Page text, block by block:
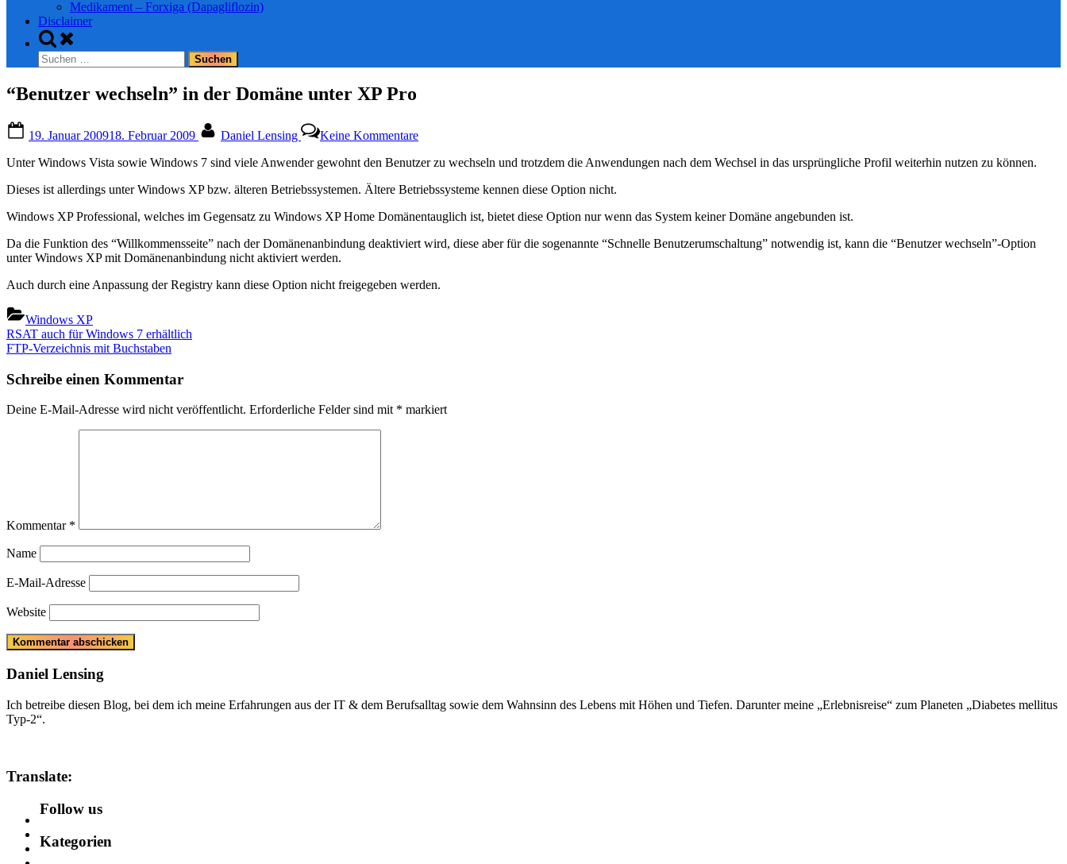
Medikament – Forxiga (Dapagliflozin)
Disclaimer
Toggle
search
form
Suchen
nach:
“Benutzer wechseln” in der Domäne unter XP Pro
on
19. Januar 200918. Februar 2009 Daniel Lensing Keine Kommentare“Benutzer
wechseln”
in
der
Domäne
unter
Pro
Unter Windows Vista sowie Windows 7 sind viele Anwender gewohnt den Benutzer zu wechseln und trotzdem die Anwendungen nach dem Wechsel in das ursprüngliche Profil weiterhin nutzen zu können.
Dieses ist allerdings unter Windows XP bzw. älteren Betriebssystemen. Ältere Betriebssysteme kennen diese Option nicht.
Windows XP Professional, welches im Gegensatz zu Windows XP Home Domänentauglich ist, bietet diese Option nur wenn das System keiner Domäne angebunden ist.
Da die Funktion des “Willkommensseite” nach der Domänenanbindung deaktiviert wird, diese aber für die sogenannte “Schnelle Benutzerumschaltung” notwendig ist, kann die “Benutzer wechseln”-Option
unter Windows XP mit Domänenanbindung nicht aktiviert werden.
Auch durch eine Anpassung der Registry kann diese Option nicht freigegeben werden.
Windows XP
Beitragsnavigation
Previous
Post:
RSAT auch für Windows 7 erhältlich
Next
FTP-Verzeichnis mit Buchstaben
Schreibe einen Kommentar
Deine E-Mail-Adresse wird nicht veröffentlicht. Erforderliche Felder sind mit * markiert
Kommentar *
Name
E-Mail-Adresse
Website
Daniel Lensing
Ich betreibe diesen Blog, bei dem ich meine Erfahrungen aus der IT & dem Berufsalltag sowie dem Wahnsinn des Lebens mit Höhen und Tiefen. Darunter meine „Erlebnisreise“ zum Planeten „Diabetes mellitus
Typ-2“.
Translate:
Follow us
Kategorien